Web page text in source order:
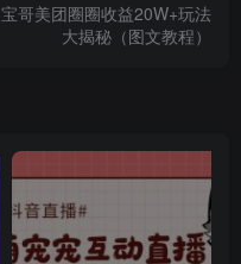
宝哥美团圈圈收益20W+玩法
大揭秘（图文教程）